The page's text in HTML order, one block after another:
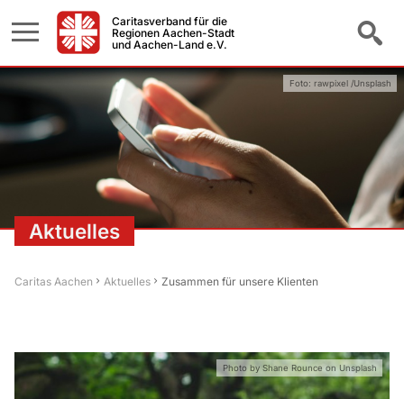
Caritasverband für die
Regionen Aachen-Stadt
und Aachen-Land e.V.
Aktuelles
Foto: rawpixel /Unsplash
Caritas Aachen Aktuelles Zusammen für unsere Klienten
Photo by Shane Rounce on Unsplash